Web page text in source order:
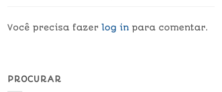
Você precisa fazer log in para comentar.
PROCURAR